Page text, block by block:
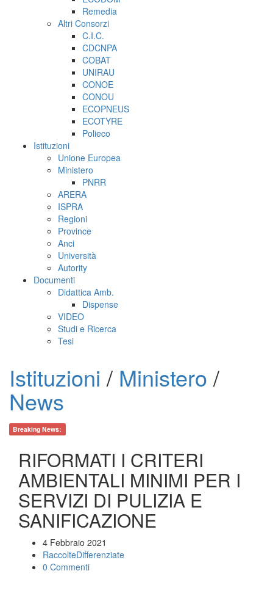
Remedia
Altri Consorzi
C.I.C.
CDCNPA
COBAT
UNIRAU
CONOE
CONOU
ECOPNEUS
ECOTYRE
Polieco
Istituzioni
Unione Europea
Ministero
PNRR
ARERA
ISPRA
Regioni
Province
Anci
Università
Autority
Documenti
Didattica Amb.
Dispense
VIDEO
Studi e Ricerca
Tesi
Istituzioni / Ministero /
News
Breaking News:
RIFORMATI I CRITERI
AMBIENTALI MINIMI PER I
SERVIZI DI PULIZIA E
SANIFICAZIONE
4 Febbraio 2021
RaccolteDifferenziate
0 Commenti